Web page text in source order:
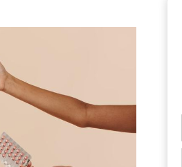
Comment oublier les